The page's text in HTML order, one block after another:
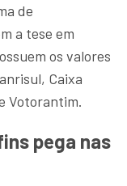
de
a tese em
os valores
Caixa
Votorantim.
pega nas